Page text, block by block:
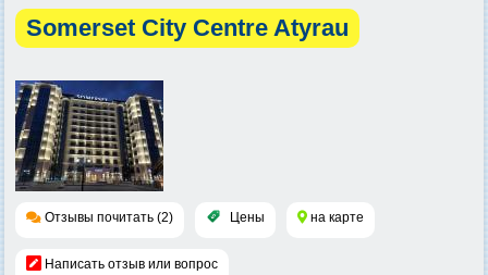
Somerset City Centre Atyrau
Отзывы почитать (2) Цены на карте
Написать отзыв или вопрос